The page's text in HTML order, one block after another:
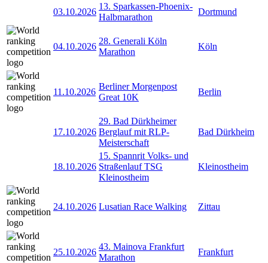
03.10.2026
13. Sparkassen-Phoenix-
Halbmarathon
Dortmund
04.10.2026
28. Generali Köln
Marathon
Köln
11.10.2026
Berliner Morgenpost
Great 10K
Berlin
17.10.2026
29. Bad Dürkheimer
Berglauf mit RLP-
Meisterschaft
Bad Dürkheim
18.10.2026
15. Spannrit Volks- und
Straßenlauf TSG
Kleinostheim
Kleinostheim
24.10.2026 Lusatian Race Walking Zittau
25.10.2026
43. Mainova Frankfurt
Marathon
Frankfurt